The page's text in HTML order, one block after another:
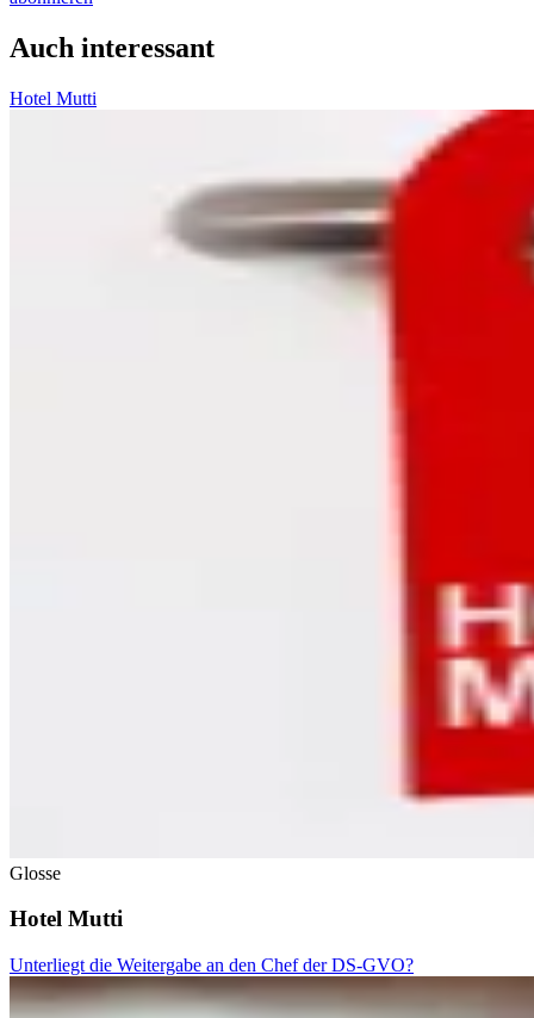
Auch interessant
Hotel Mutti
Glosse
Hotel Mutti
Unterliegt die Weitergabe an den Chef der DS-GVO?